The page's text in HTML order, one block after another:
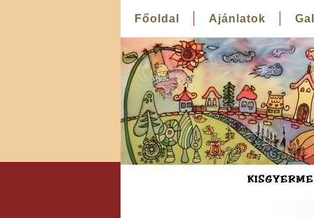
Főoldal Ajánlatok